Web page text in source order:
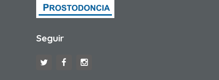
Seguir